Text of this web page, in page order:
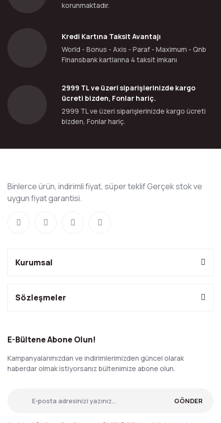
korunmaktadır.
Kredi Kartına Taksit Avantajı
World - Bonus - Axis - Paraf - Maximum - Qnb
Finansbank kartlarına 4 taksit imkanı
2999 TL ve üzeri siparişlerinizde kargo
ücreti bizden, Fonlar hariç.
2999 TL ve üzeri siparişlerinizde kargo ücreti
bizden, Fonlar hariç.
Binlerce ürün, indirimli fiyat, süper teklif Gerçek stok ve
uygun fiyat garantisi.
Kurumsal
Sözleşmeler
E-Bültene Abone Olun!
Kampanyalarımızdan ve indirimlerimizden güncel olarak
haberdar olmak istiyorsanız bültenimize abone olun.
GÖNDER